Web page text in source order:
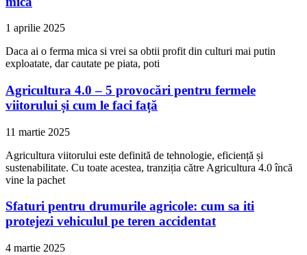
1 aprilie 2025
Daca ai o ferma mica si vrei sa obtii profit din culturi mai putin
exploatate, dar cautate pe piata, poti
Agricultura 4.0 – 5 provocări pentru fermele
viitorului și cum le faci față
11 martie 2025
Agricultura viitorului este definită de tehnologie, eficiență și
sustenabilitate. Cu toate acestea, tranziția către Agricultura 4.0 încă
vine la pachet
Sfaturi pentru drumurile agricole: cum sa iti
protejezi vehiculul pe teren accidentat
4 martie 2025